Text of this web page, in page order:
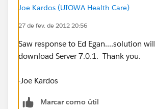
Joe Kardos (UIOWA Health Care)
27 de fev. de 2012 20:56
Saw response to Ed Egan....solution
download Server 7.0.1. Thank you.
-Joe Kardos
Marcar como útil